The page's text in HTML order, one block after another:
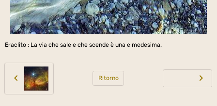
Eraclito : La via che sale e che scende è una e medesima.
Ritorno